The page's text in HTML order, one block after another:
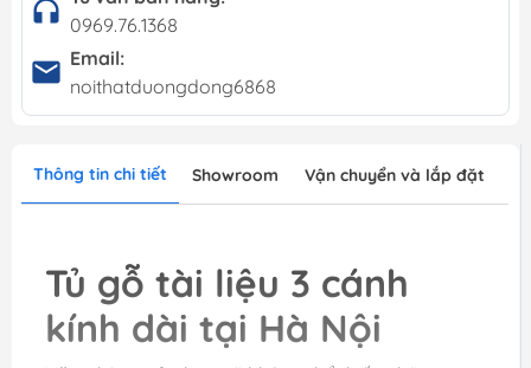
0969.76.1368
Email:
noithatduongdong6868
Thông tin chi tiết Showroom Vận chuyển và lắp đặt
Tủ gỗ tài liệu 3 cánh
kính dài tại Hà Nội